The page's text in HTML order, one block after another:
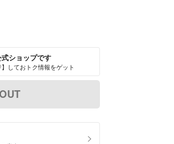
ショップです
しておトク情報をゲット